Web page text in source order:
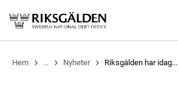
Hem ... Nyheter Riksgälden har idag...